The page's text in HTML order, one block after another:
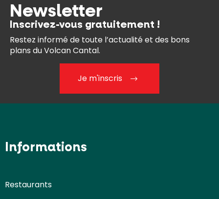
Newsletter
Inscrivez-vous gratuitement !
Restez informé de toute l’actualité et des bons
plans du Volcan Cantal.
Je m'inscris
Informations
Restaurants